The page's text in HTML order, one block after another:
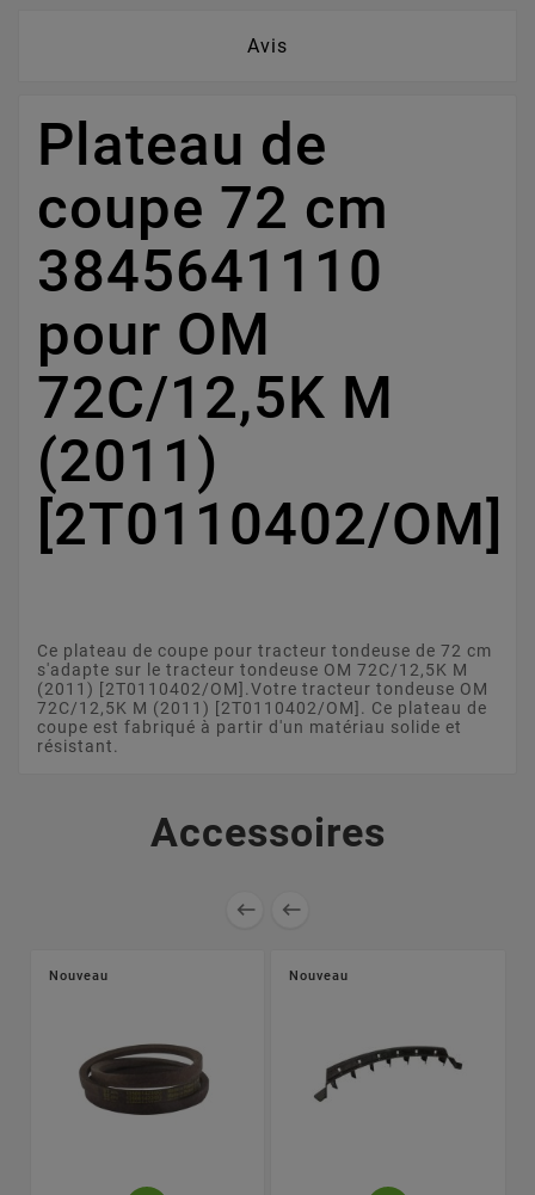
Avis
Plateau de
coupe 72 cm
3845641110
pour OM
72C/12,5K M
(2011)
[2T0110402/OM]
Ce plateau de coupe pour tracteur tondeuse de 72 cm
s'adapte sur le tracteur tondeuse OM 72C/12,5K M
(2011) [2T0110402/OM].Votre tracteur tondeuse OM
72C/12,5K M (2011) [2T0110402/OM]. Ce plateau de
coupe est fabriqué à partir d'un matériau solide et
résistant.
Accessoires
 
Nouveau Nouveau